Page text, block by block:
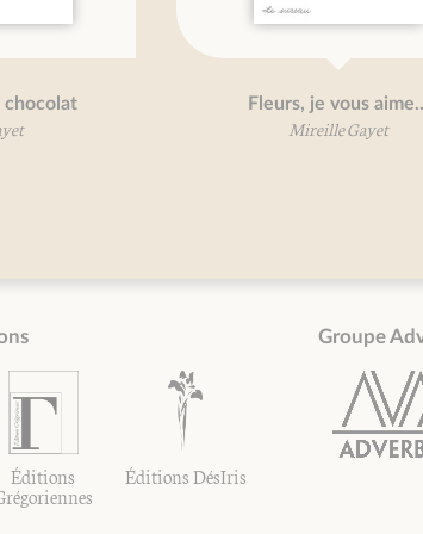
Petit traité du pain d'épice
Éditions Éditions DésIris
Groupe